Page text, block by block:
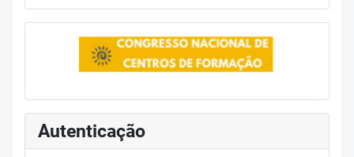
Autenticação